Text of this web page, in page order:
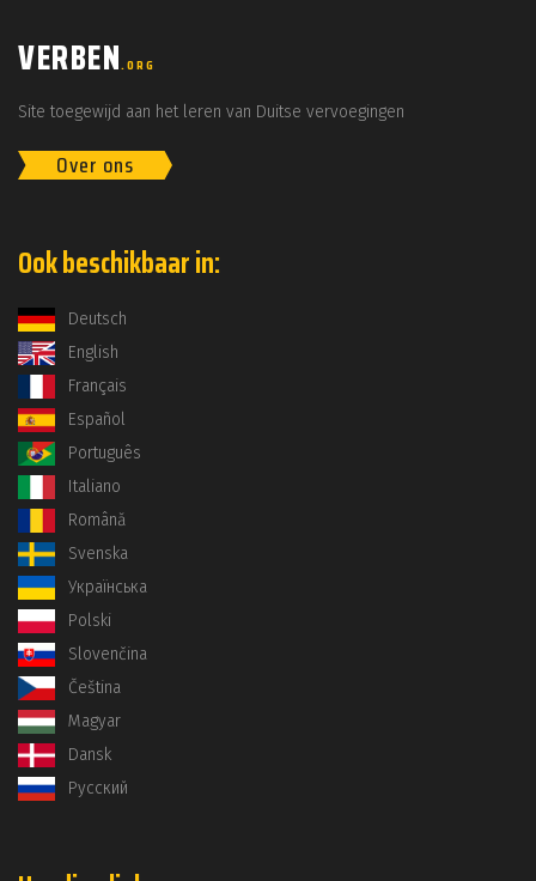
VERBEN.ORG
Site toegewijd aan het leren van Duitse vervoegingen
Over ons
Ook beschikbaar in:
Deutsch
English
Français
Español
Português
Italiano
Română
Svenska
Українська
Polski
Slovenčina
Čeština
Magyar
Dansk
Русский